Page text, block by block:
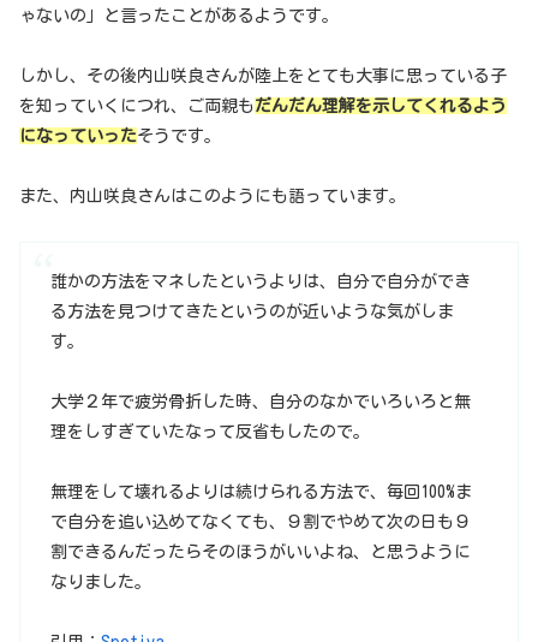
ゃないの」と言ったことがあるようです。
しかし、その後内山咲良さんが陸上をとても大事に思っている子
を知っていくにつれ、ご両親もだんだん理解を示してくれるよう
になっていったそうです。
また、内山咲良さんはこのようにも語っています。
誰かの方法をマネしたというよりは、自分で自分ができ
る方法を見つけてきたというのが近いような気がしま
す。
大学２年で疲労骨折した時、自分のなかでいろいろと無
理をしすぎていたなって反省もしたので。
無理をして壊れるよりは続けられる方法で、毎回100%ま
で自分を追い込めてなくても、９割でやめて次の日も９
割できるんだったらそのほうがいいよね、と思うように
なりました。